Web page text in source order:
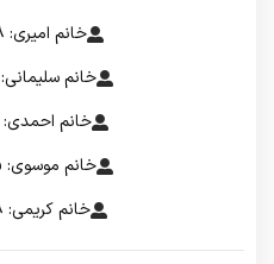
خانم امیری: 09192146048
خانم سلیمانی: 09192402137
خانم احمدی: 09192507146
خانم موسوی: 09192075485
خانم کریمی: 09194052178